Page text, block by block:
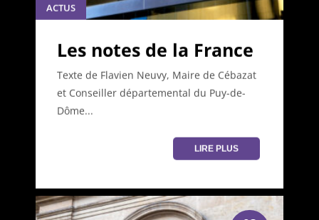
ACTUS
Les notes de la France
Texte de Flavien Neuvy, Maire de Cébazat
et Conseiller départemental du Puy-de-
Dôme...
LIRE PLUS